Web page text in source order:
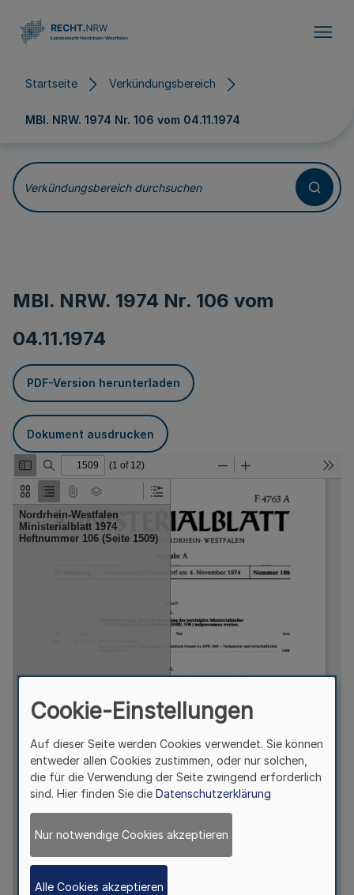
Startseite Verkündungsbereich
MBl. NRW. 1974 Nr. 106 vom 04.11.1974
Verkündungsbereich durchsuchen
MBl. NRW. 1974 Nr. 106 vom
04.11.1974
PDF-Version herunterladen
Dokument ausdrucken
Cookie-Einstellungen
Auf dieser Seite werden Cookies verwendet. Sie können
entweder allen Cookies zustimmen, oder nur solchen,
die für die Verwendung der Seite zwingend erforderlich
sind. Hier finden Sie die Datenschutzerklärung
Nur notwendige Cookies akzeptieren
Alle Cookies akzeptieren